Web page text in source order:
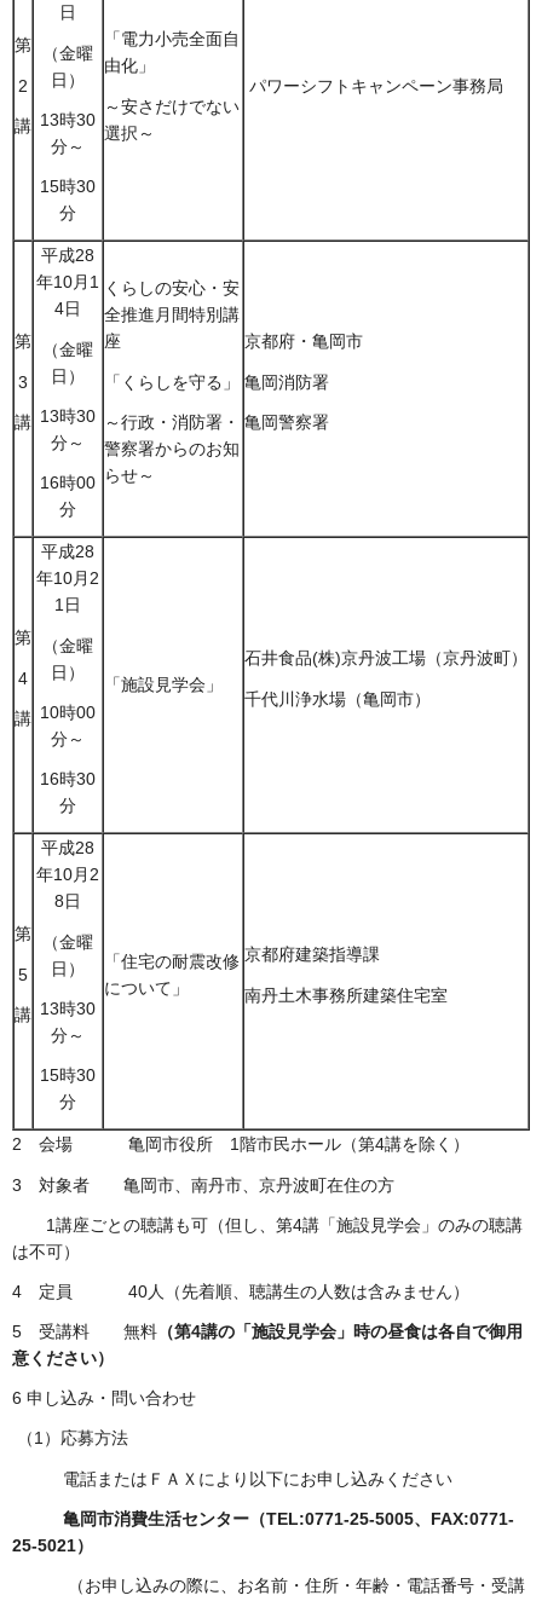
第
2
講
日
（金曜
日）
13時30
分～
15時30
分
「電力小売全面自
由化」
～安さだけでない
選択～
パワーシフトキャンペーン事務局
第
3
講
平成28
年10月1
4日
（金曜
日）
13時30
分～
16時00
分
くらしの安心・安
全推進月間特別講
座
「くらしを守る」
～行政・消防署・
警察署からのお知
らせ～
京都府・亀岡市
亀岡消防署
亀岡警察署
第
4
講
平成28
年10月2
1日
（金曜
日）
10時00
分～
16時30
分
「施設見学会」
石井食品(株)京丹波工場（京丹波町）
千代川浄水場（亀岡市）
第
5
講
平成28
年10月2
8日
（金曜
日）
13時30
分～
15時30
分
「住宅の耐震改修
について」
京都府建築指導課
南丹土木事務所建築住宅室
2 会場 亀岡市役所 1階市民ホール（第4講を除く）
3 対象者 亀岡市、南丹市、京丹波町在住の方
1講座ごとの聴講も可（但し、第4講「施設見学会」のみの聴講
は不可）
4 定員 40人（先着順、聴講生の人数は含みません）
5 受講料 無料 （第4講の「施設見学会」時の昼食は各自で御用
意ください）
6 申し込み・問い合わせ
（1）応募方法
電話またはＦＡＸにより以下にお申し込みください
亀岡市消費生活センター（TEL:0771-25-5005、FAX:0771-
25-5021）
（お申し込みの際に、お名前・住所・年齢・電話番号・受講